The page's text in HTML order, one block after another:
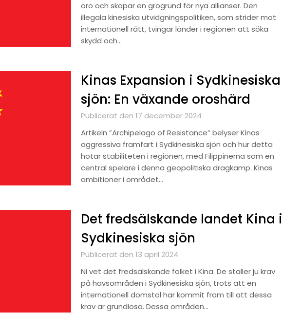
oro och skapar en grogrund för nya allianser. Den
illegala kinesiska utvidgningspolitiken, som strider mot
internationell rätt, tvingar länder i regionen att söka
skydd och…
Kinas Expansion i Sydkinesiska
sjön: En växande oroshärd
Publicerat den 17 december 2024
Artikeln ”Archipelago of Resistance” belyser Kinas
aggressiva framfart i Sydkinesiska sjön och hur detta
hotar stabiliteten i regionen, med Filippinerna som en
central spelare i denna geopolitiska dragkamp. Kinas
ambitioner i området…
Det fredsälskande landet Kina i
Sydkinesiska sjön
Publicerat den 13 april 2024
Ni vet det fredsälskande folket i Kina. De ställer ju krav
på havsområden i Sydkinesiska sjön, trots att en
internationell domstol har kommit fram till att dessa
krav är grundlösa. Dessa områden…